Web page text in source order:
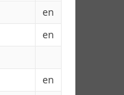
en
en
en